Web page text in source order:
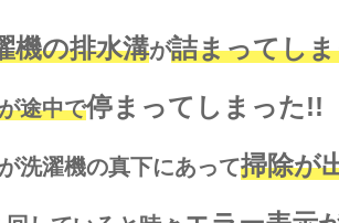
機の排水溝が詰まってし
途中で停まってしまった!!
洗濯機の真下にあって掃除が